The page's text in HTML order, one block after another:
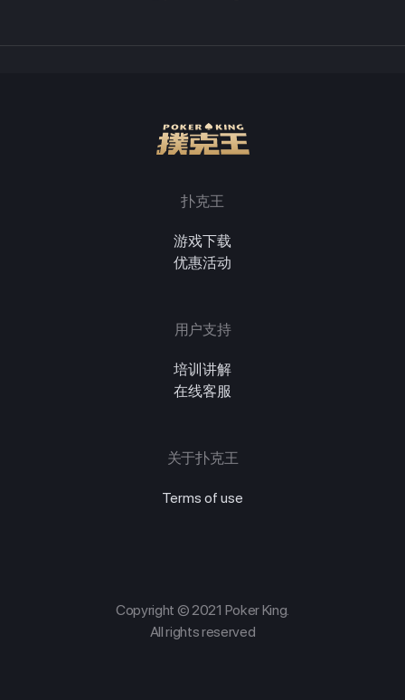
扑克王
游戏下载
优惠活动
用户支持
培训讲解
在线客服
关于扑克王
Terms of use
Copyright © 2021 Poker King.
All rights reserved